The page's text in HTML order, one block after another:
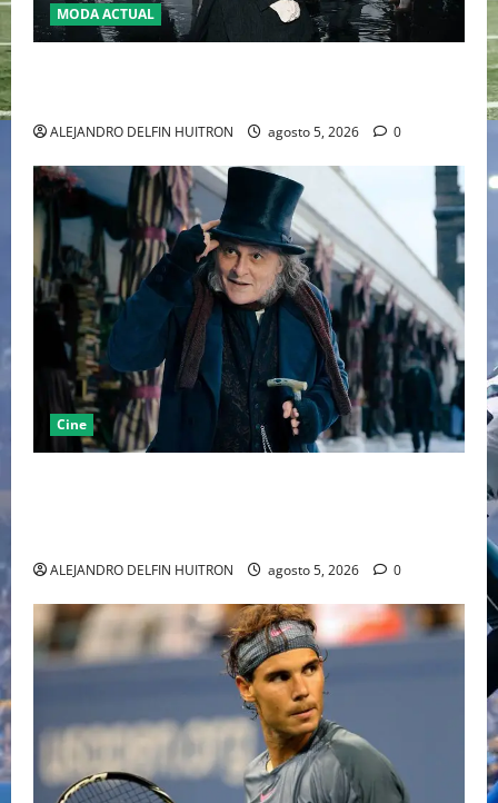
MODA ACTUAL
ALEJANDRO DELFIN HUITRON agosto 5, 2026 0
Cine
ALEJANDRO DELFIN HUITRON agosto 5, 2026 0